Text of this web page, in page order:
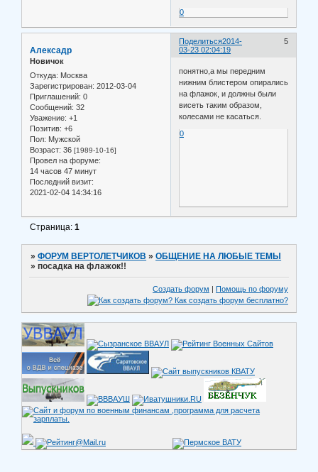
0
Поделиться 5
2014-
03-23 02:04:19
Алексадр
Новичок
Откуда: Москва
Зарегистрирован: 2012-03-04
Приглашений: 0
Сообщений: 32
Уважение: +1
Позитив: +6
Пол: Мужской
Возраст: 36 [1989-10-16]
Провел на форуме:
14 часов 47 минут
Последний визит:
2021-02-04 14:34:16
понятно,а мы передним
нижним блистером опирались
на флажок, и должны были
висеть таким образом,
колесами не касаться.
0
Страница:1
»ФОРУМ ВЕРТОЛЕТЧИКОВ »ОБЩЕНИЕ НА ЛЮБЫЕ ТЕМЫ
»посадка на флажок!!
Создать форум | Помощь по форуму